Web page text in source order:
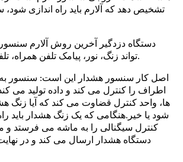
تشخیص دهد که آلارم باید راه اندازی شود،
دستگاه دزدگیر آخرین روش آلارم
تواند زنگ، نور، پیامک تلفن همراه، تلفن، شبکه و ... باشد.
اصل کار سنسور هشدار این است: سنسور
اطراف را کنترل می کند و داده تولید می
ها، واحد کنترل قضاوت می کند که آیا زنگ
شود یا خیر.هنگامی که یک زنگ هشدار باید
کنترل سیگنالی را به ماشه می فرستد و
دستگاه هشدار ارسال می کند و در